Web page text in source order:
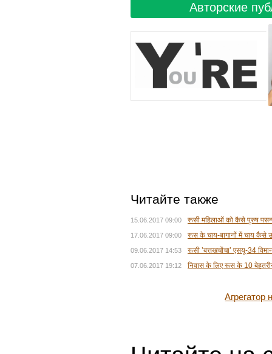
Авторские
Читайте также
15.06.2017 09:00 रूसी महिलाओं को कैसे पुरुष
17.06.2017 09:00 रूस के चाय-बागानों में चाय कैसे
09.06.2017 14:53 रूसी ’बत्तखचोंचा’ एसयू-34
07.06.2017 19:12 निवास के लिए रूस के 10